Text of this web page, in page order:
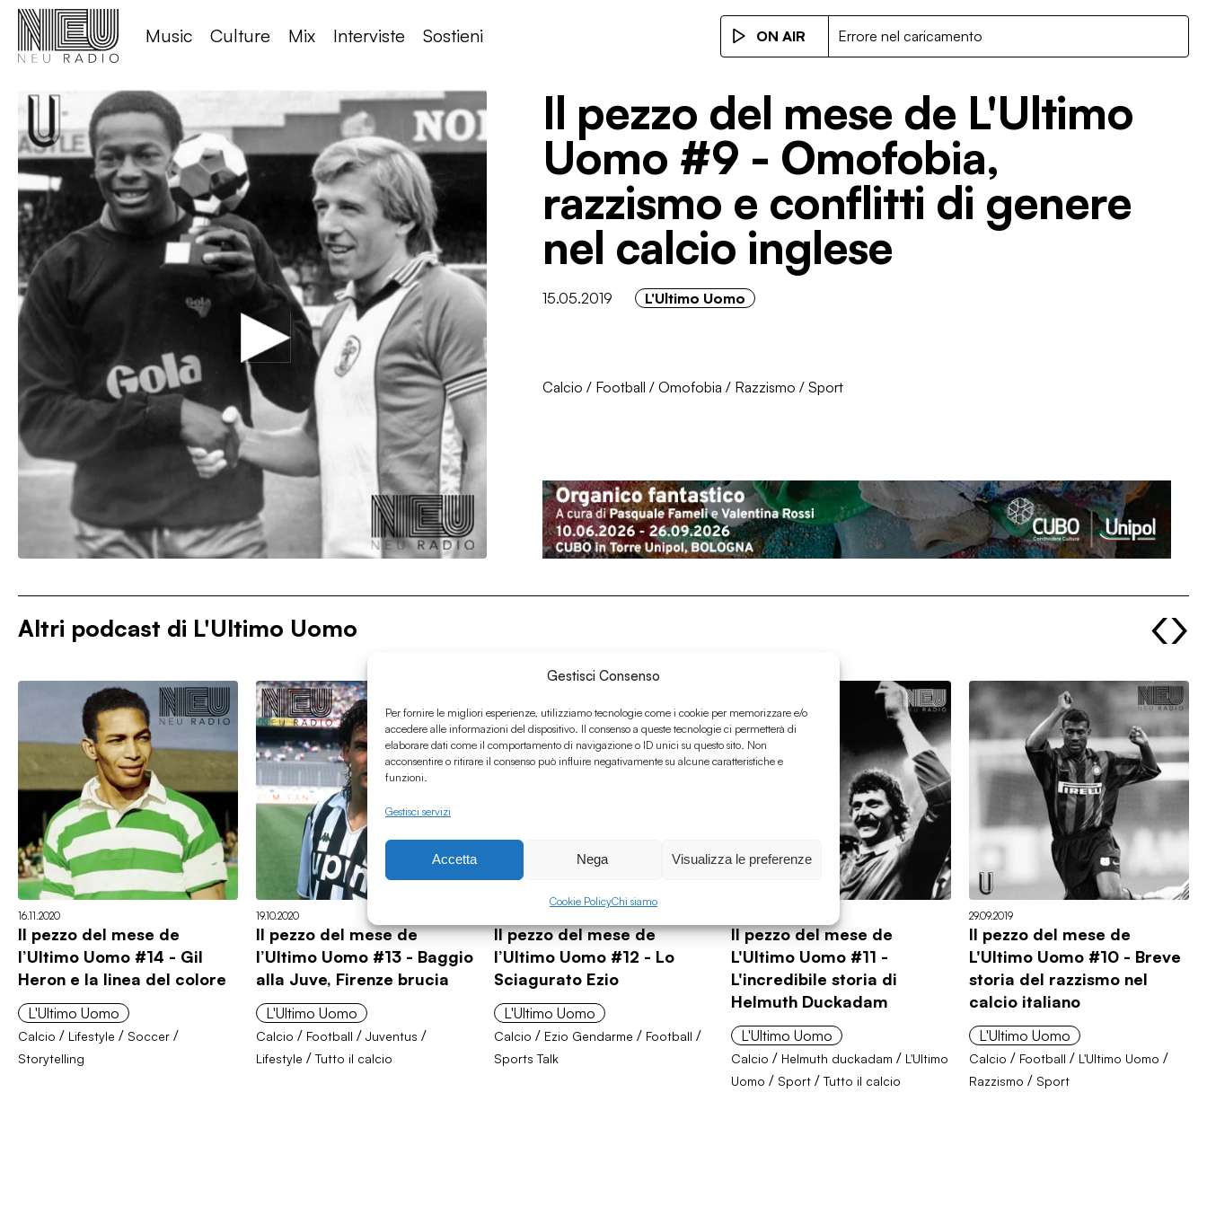
Gestisci Consenso
Per fornire le migliori esperienze, utilizziamo tecnologie come i cookie per memorizzare e/o
accedere alle informazioni del dispositivo. Il consenso a queste tecnologie ci permetterà di
elaborare dati come il comportamento di navigazione o ID unici su questo sito. Non
acconsentire o ritirare il consenso può influire negativamente su alcune caratteristiche e
funzioni.
Gestisci servizi
Accetta Nega Visualizza le preferenze
Cookie PolicyChi siamo
Music Culture Mix Interviste Sostieni ON AIR Errore nel caricamento
Il pezzo del mese de L'Ultimo
Uomo #9 - Omofobia,
razzismo e conflitti di genere
nel calcio inglese
15.05.2019 L'Ultimo Uomo
Calcio / Football / Omofobia / Razzismo / Sport
Altri podcast di L'Ultimo Uomo
16.11.2020
Il pezzo del mese de
l’Ultimo Uomo #14 - Gil
Heron e la linea del colore
L'Ultimo Uomo
Calcio / Lifestyle / Soccer /
Storytelling
19.10.2020
Il pezzo del mese de
l’Ultimo Uomo #13 - Baggio
alla Juve, Firenze brucia
L'Ultimo Uomo
Calcio / Football / Juventus /
Lifestyle / Tutto il calcio
Il pezzo del mese de
l’Ultimo Uomo #12 - Lo
Sciagurato Ezio
L'Ultimo Uomo
Calcio / Ezio Gendarme / Football /
Sports Talk
Il pezzo del mese de
L'Ultimo Uomo #11 -
L'incredibile storia di
Helmuth Duckadam
L'Ultimo Uomo
Calcio / Helmuth duckadam / L'Ultimo
Uomo / Sport /Tutto il calcio
29.09.2019
Il pezzo del mese de
L'Ultimo Uomo #10 - Breve
storia del razzismo nel
calcio italiano
L'Ultimo Uomo
Calcio / Football / L'Ultimo Uomo /
Razzismo / Sport
‹›